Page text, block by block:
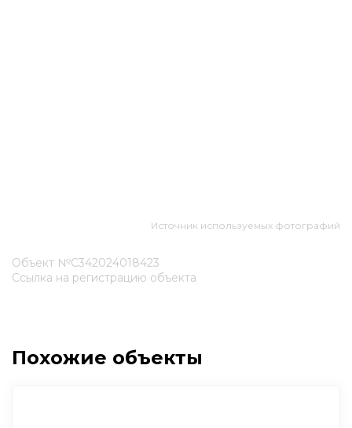
Источник используемых фотографий
Объект №С342024018423
Ссылка на регистрацию объекта
Похожие объекты